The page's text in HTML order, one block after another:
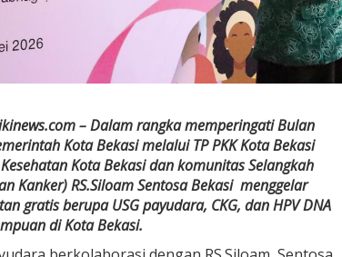
– Dalam rangka memperingati Bulan
Kota Bekasi melalui TP PKK Kota Bekasi
Kota Bekasi dan komunitas Selangkah
Kanker) RS.Siloam Sentosa Bekasi menggelar
gratis berupa USG payudara, CKG, dan HPV DNA
di Kota Bekasi.